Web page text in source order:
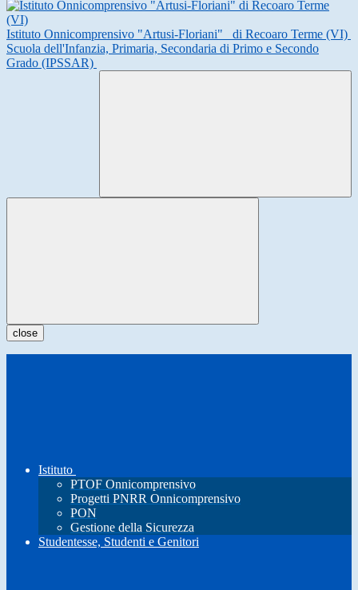
Istituto Onnicomprensivo "Artusi-Floriani"
di Recoaro Terme (VI)
Scuola dell'Infanzia, Primaria, Secondaria di Primo e Secondo
Grado (IPSSAR)
close
Istituto
PTOF Onnicomprensivo
Progetti PNRR Onnicomprensivo
PON
Gestione della Sicurezza
Studentesse, Studenti e Genitori